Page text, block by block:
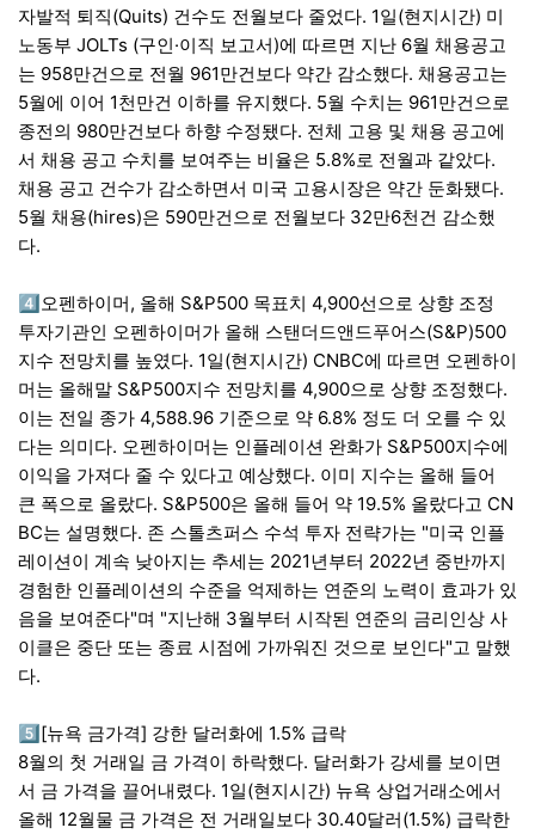
자발적 퇴직(Quits) 건수도 전월보다 줄었다. 1일(현지시간) 미
노동부 JOLTs (구인·이직 보고서)에 따르면 지난 6월 채용공고
는 958만건으로 전월 961만건보다 약간 감소했다. 채용공고는
5월에 이어 1천만건 이하를 유지했다. 5월 수치는 961만건으로
종전의 980만건보다 하향 수정됐다. 전체 고용 및 채용 공고에
서 채용 공고 수치를 보여주는 비율은 5.8%로 전월과 같았다.
채용 공고 건수가 감소하면서 미국 고용시장은 약간 둔화됐다.
5월 채용(hires)은 590만건으로 전월보다 32만6천건 감소했
다.
4️⃣오펜하이머, 올해 S&P500 목표치 4,900선으로 상향 조정
투자기관인 오펜하이머가 올해 스탠더드앤드푸어스(S&P)500
지수 전망치를 높였다. 1일(현지시간) CNBC에 따르면 오펜하이
머는 올해말 S&P500지수 전망치를 4,900으로 상향 조정했다.
이는 전일 종가 4,588.96 기준으로 약 6.8% 정도 더 오를 수 있
다는 의미다. 오펜하이머는 인플레이션 완화가 S&P500지수에
이익을 가져다 줄 수 있다고 예상했다. 이미 지수는 올해 들어
큰 폭으로 올랐다. S&P500은 올해 들어 약 19.5% 올랐다고 CN
BC는 설명했다. 존 스톨츠퍼스 수석 투자 전략가는 "미국 인플
레이션이 계속 낮아지는 추세는 2021년부터 2022년 중반까지
경험한 인플레이션의 수준을 억제하는 연준의 노력이 효과가 있
음을 보여준다"며 "지난해 3월부터 시작된 연준의 금리인상 사
이클은 중단 또는 종료 시점에 가까워진 것으로 보인다"고 말했
다.
5️⃣[뉴욕 금가격] 강한 달러화에 1.5% 급락
8월의 첫 거래일 금 가격이 하락했다. 달러화가 강세를 보이면
서 금 가격을 끌어내렸다. 1일(현지시간) 뉴욕 상업거래소에서
올해 12월물 금 가격은 전 거래일보다 30.40달러(1.5%) 급락한